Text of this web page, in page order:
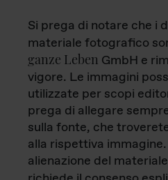
Si prega di notare che i
materiale fotografico
ganze Leben GmbH e
vigore. Le immagini
utilizzate per scopi
prega di allegare
sulla fonte, che
alla rispettiva
alienazione del